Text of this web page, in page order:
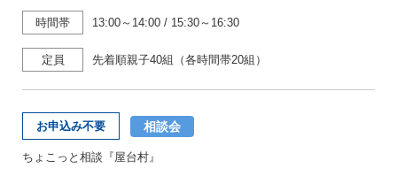
時間帯 13:00～14:00 / 15:30～16:30
定員 先着順親子40組（各時間帯20組）
お申込み不要 相談会
ちょこっと相談『屋台村』